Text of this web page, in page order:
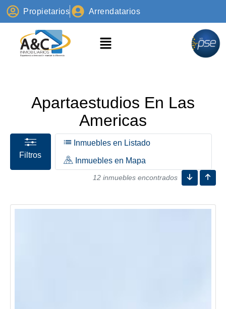
Propietarios Arrendatarios
Apartaestudios En Las
Americas
Filtros
Inmuebles en Listado
Inmuebles en Mapa
12 inmuebles encontrados